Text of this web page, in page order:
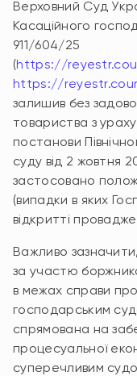
Верховний Суд
Касаційного
911/604/25
(https://
https://
залишив без
товариства з
постанови
суду від 2 жовтня
застосовано
(випадки в яких
відкритті
Важливо
за участю
в межах справи
господарським
спрямована на
процесуальної
суперечливим